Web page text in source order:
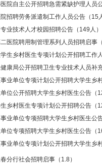
院自主公开招聘急需紧缺护理人员
招聘劳务派遣制工作人员公告（15
业技术人才校园招聘公告（149人）
医院聘用制管理系列人员招聘启事
生乡村医生专项计划公开招聘工作
康局公开招聘卫生专业技术人员补
业单位专项计划公开招聘大学生乡
位公开招聘大学生乡村医生公告（
乡村医生专项计划公开招聘公告（
业单位专项招聘大学生乡村医生公
位专项招聘大学生乡村医生公告（
业单位专项计划公开招聘大学生乡
分行社会招聘启事（1.8）